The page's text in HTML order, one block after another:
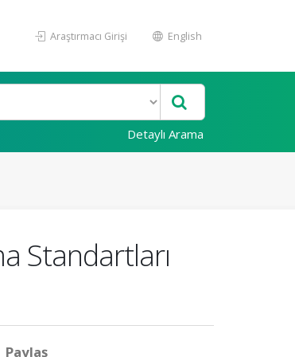
Araştırmacı Girişi English
Detaylı Arama
Standartları
Paylaş